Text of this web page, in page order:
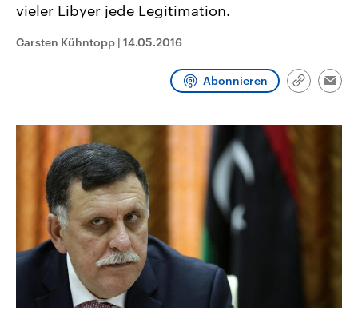
Sendungen Programm Podcasts
vieler Libyer jede Legitimation.
Carsten Kühntopp | 14.05.2016
Abonnieren
Link